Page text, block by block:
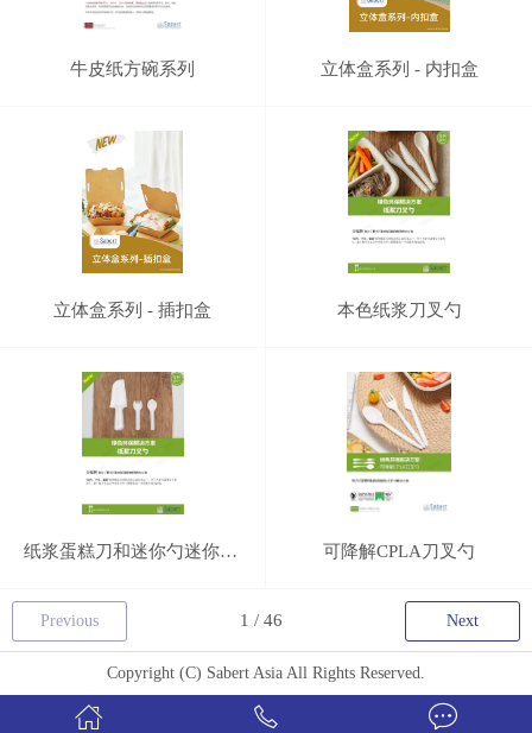
牛皮纸方碗系列 立体盒系列 - 内扣盒
立体盒系列 - 插扣盒 本色纸浆刀叉勺
纸浆蛋糕刀和迷你勺迷你叉勺 可降解CPLA刀叉勺
Previous Next
Copyright (C) Sabert Asia All Rights Reserved.